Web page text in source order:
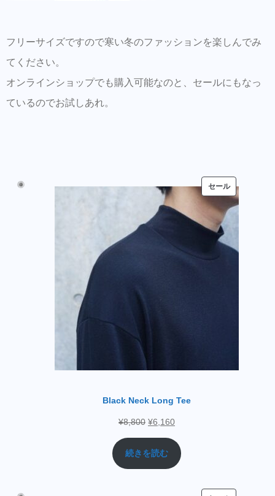
フリーサイズですので寒い冬のファッションを楽しんでみ
てください。
オンラインショップでも購入可能なのと、セールにもなっ
ているのでお試しあれ。
セール
Black Neck Long Tee
¥8,800 ¥6,160
続きを読む